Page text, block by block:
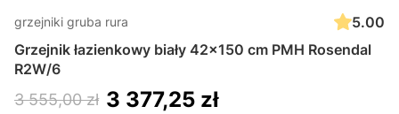
grzejniki gruba rura
5.00
Grzejnik łazienkowy biały 42x150 cm PMH Rosendal
R2W/6
3 555,00 zł 3 377,25 zł